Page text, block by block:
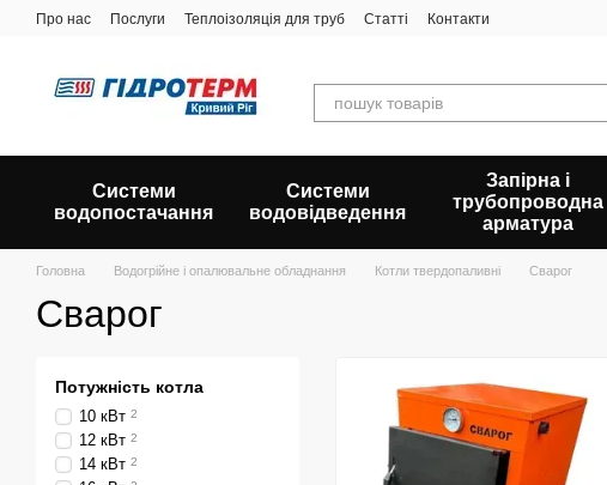
Перейти до основного контенту
Про нас Послуги Теплоізоляція для труб Статті Контакти
Системи
водопостачання
Системи
водовідведення
Запірна і
трубопроводна
арматура
Головна Водогрійне і опалювальне обладнання Котли твердопаливні Сварог
Сварог
Потужність котла
10 кВт 2
12 кВт 2
14 кВт 2